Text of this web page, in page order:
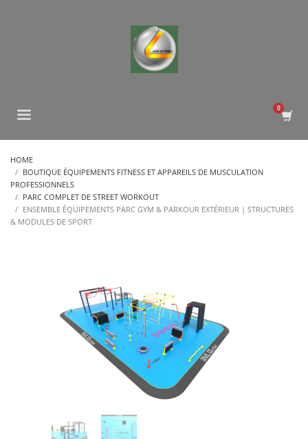
HOME
BOUTIQUE ÉQUIPEMENTS FITNESS ET APPAREILS DE MUSCULATION
PROFESSIONNELS
PARC COMPLET DE STREET WORKOUT
ENSEMBLE ÉQUIPEMENTS PARC GYM & PARKOUR EXTÉRIEUR | STRUCTURES
& MODULES DE SPORT